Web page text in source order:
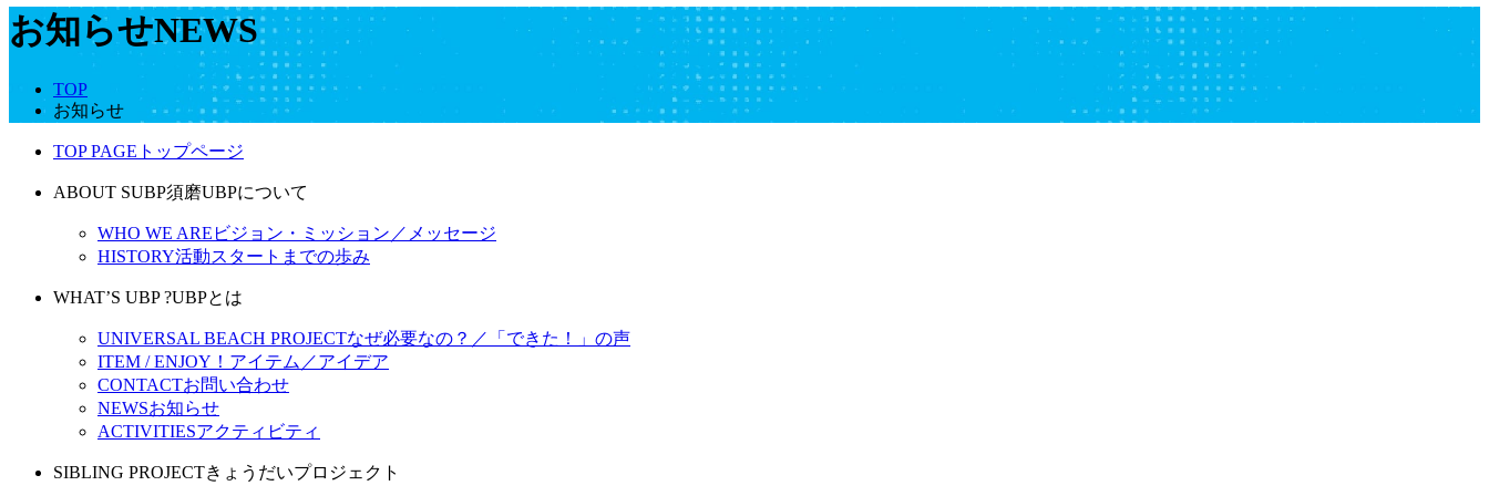
お知らせNEWS
TOP
お知らせ
TOP PAGE トップページ
ABOUT SUBP須磨UBPについて
WHO WE ARE ビジョン・ミッション／メッセージ
HISTORY活動スタートまでの歩み
WHAT’S UBP ?UBPとは
UNIVERSAL BEACH PROJECTなぜ必要なの？／「できた！」の声
ITEM / ENJOY！ アイテム／アイデア
CONTACTお問い合わせ
NEWSお知らせ
ACTIVITIESアクティビティ
SIBLING PROJECTきょうだいプロジェクト